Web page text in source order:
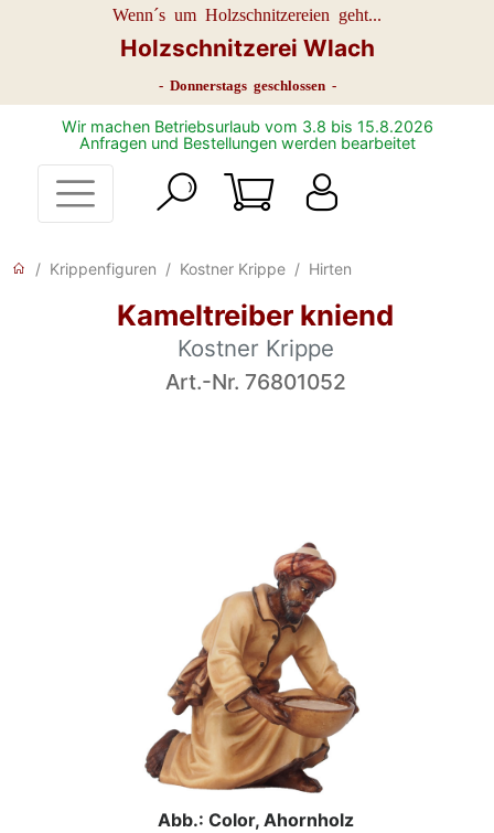
Wenn´s um Holzschnitzereien geht...
Holzschnitzerei Wlach
- Donnerstags geschlossen -
Wir machen Betriebsurlaub vom 3.8 bis 15.8.2026
Anfragen und Bestellungen werden bearbeitet
Krippenfiguren Kostner Krippe Hirten
Kameltreiber kniend
Kostner Krippe
Art.-Nr. 76801052
Abb.: Color, Ahornholz